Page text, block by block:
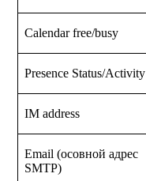
Calendar free/busy
Presence Status/Activity
IM address
Email (осовной адрес
SMTP)